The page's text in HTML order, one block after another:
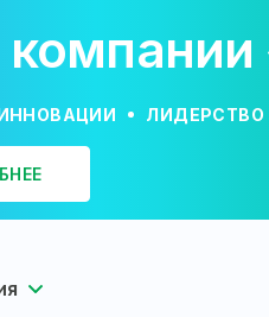
ЛИДЕРСТВО